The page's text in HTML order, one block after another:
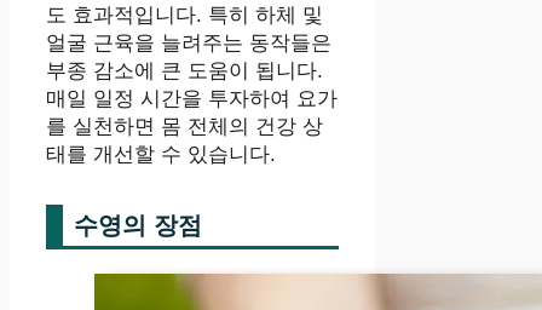
도 효과적입니다. 특히 하체 및
얼굴 근육을 늘려주는 동작들은
부종 감소에 큰 도움이 됩니다.
매일 일정 시간을 투자하여 요가
를 실천하면 몸 전체의 건강 상
태를 개선할 수 있습니다.
수영의 장점